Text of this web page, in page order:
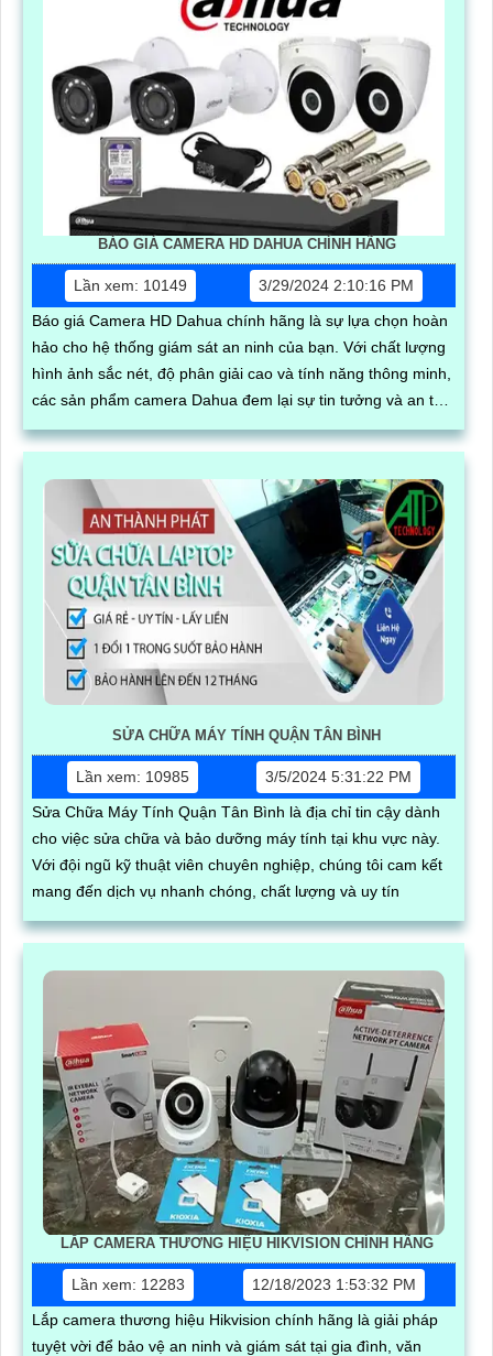
BÁO GIÁ CAMERA HD DAHUA CHÍNH HÃNG
Lần xem: 10149
3/29/2024 2:10:16 PM
Báo giá Camera HD Dahua chính hãng là sự lựa chọn hoàn
hảo cho hệ thống giám sát an ninh của bạn. Với chất lượng
hình ảnh sắc nét, độ phân giải cao và tính năng thông minh,
các sản phẩm camera Dahua đem lại sự tin tưởng và an tâm
cho người sử dụng
SỬA CHỮA MÁY TÍNH QUẬN TÂN BÌNH
Lần xem: 10985
3/5/2024 5:31:22 PM
Sửa Chữa Máy Tính Quận Tân Bình là địa chỉ tin cậy dành
cho việc sửa chữa và bảo dưỡng máy tính tại khu vực này.
Với đội ngũ kỹ thuật viên chuyên nghiệp, chúng tôi cam kết
mang đến dịch vụ nhanh chóng, chất lượng và uy tín
LẮP CAMERA THƯƠNG HIỆU HIKVISION CHÍNH HÃNG
Lần xem: 12283
12/18/2023 1:53:32 PM
Lắp camera thương hiệu Hikvision chính hãng là giải pháp
tuyệt vời để bảo vệ an ninh và giám sát tại gia đình, văn